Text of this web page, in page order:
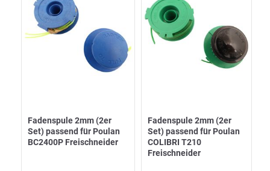
Fadenspule 2mm (2er
Set) passend für Poulan
BC2400P Freischneider
Fadenspule 2mm (2er
Set) passend für Poulan
COLIBRI T210
Freischneider